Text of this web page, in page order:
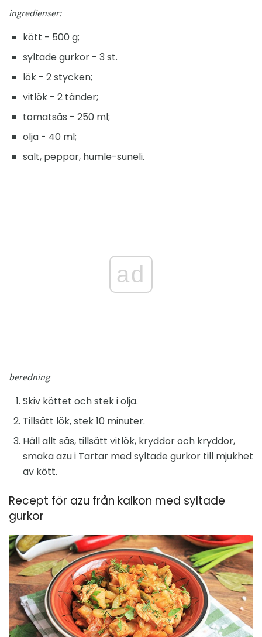
ingredienser:
kött - 500 g;
syltade gurkor - 3 st.
lök - 2 stycken;
vitlök - 2 tänder;
tomatsås - 250 ml;
olja - 40 ml;
salt, peppar, humle-suneli.
ad
beredning
Skiv köttet och stek i olja.
Tillsätt lök, stek 10 minuter.
Häll allt sås, tillsätt vitlök, kryddor och kryddor,
smaka azu i Tartar med syltade gurkor till mjukhet
av kött.
Recept för azu från kalkon med syltade
gurkor